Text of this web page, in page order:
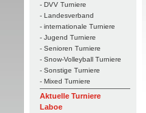
- DVV Turniere
- Landesverband
- internationale Turniere
- Jugend Turniere
- Senioren Turniere
- Snow-Volleyball Turniere
- Sonstige Turniere
- Mixed Turniere
Aktuelle Turniere
Laboe